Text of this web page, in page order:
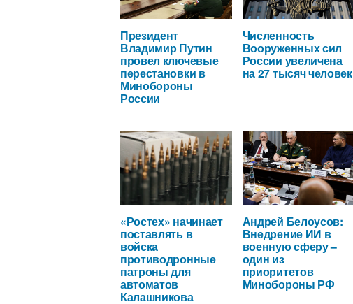
Президент
Владимир Путин
провел ключевые
перестановки в
Минобороны
России
Численность
Вооруженных сил
России увеличена
на 27 тысяч человек
«Ростех» начинает
поставлять в
войска
противодронные
патроны для
автоматов
Калашникова
Андрей Белоусов:
Внедрение ИИ в
военную сферу –
один из
приоритетов
Минобороны РФ